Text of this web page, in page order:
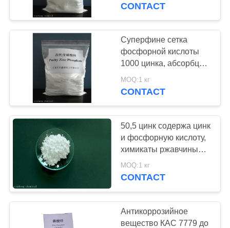
КАРТА
САЙТА
PRIVACY
POLICY
CONTACT
Суперфине сетка
фосфорной кислоты
1000 цинка, абсорбция
масла 5-35 Мл/100г
MOQ:1 кг
CONTACT
50,5 цинк содержа цинк
и фосфорную кислоту,
химикаты ржавчины
растворяющие 7779-
90-0
MOQ:1 кг
CONTACT
Антикоррозийное
вещество КАС 7779 до